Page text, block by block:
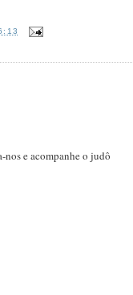
nos e acompanhe o judô